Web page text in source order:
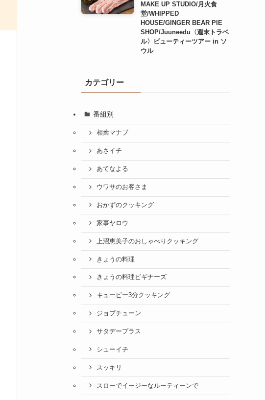
MAKE UP STUDIO/月火食
堂/WHIPPED
HOUSE/GINGER BEAR PIE
SHOP/Juuneedu〈週末トラベ
ル〉ビューティーツアー in ソ
ウル
カテゴリー
番組別
相葉マナブ
あさイチ
あてなよる
ウワサのお客さま
おかずのクッキング
家事ヤロウ
上沼恵美子のおしゃべりクッキング
きょうの料理
きょうの料理ビギナーズ
キューピー3分クッキング
ジョブチューン
サタデープラス
シューイチ
スッキリ
スローでイージーなルーティーンで